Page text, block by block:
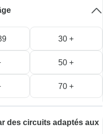
30 +
50 +
70 +
des circuits adaptés aux